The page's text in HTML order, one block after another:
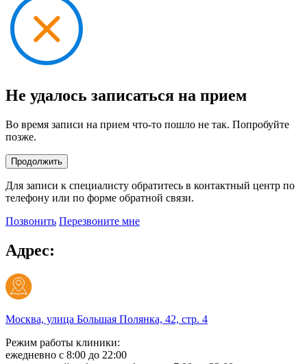
Не удалось записаться на прием
Во время записи на прием что-то пошло не так. Попробуйте
позже.
Продолжить
Для записи к специалисту обратитесь в контактный центр по
телефону или по форме обратной связи.
Позвонить Перезвоните мне
Адрес:
Москва, улица Большая Полянка, 42, стр. 4
Режим работы клиники:
ежедневно с 8:00 до 22:00